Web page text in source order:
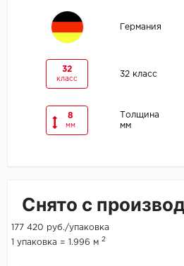
Германия
32
класс
32 класс
8
мм
Толщина
мм
Снято с
177 420 руб./упаковка
1 упаковка = 1.996 м 2